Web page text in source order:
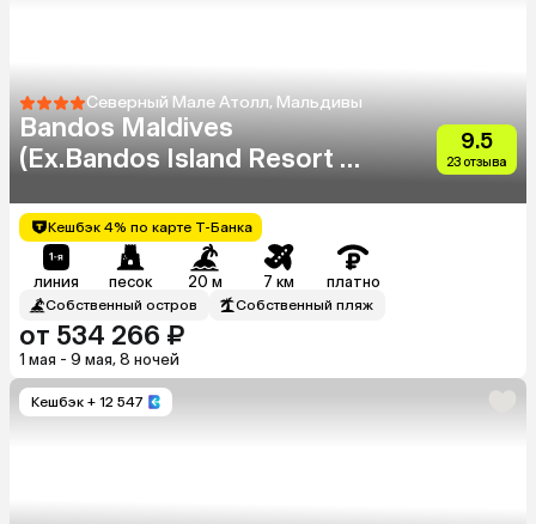
Северный Мале Атолл, Мальдивы
Bandos Maldives
(Ex.Bandos Island Resort &
9.5
23 отзыва
Кешбэк 4% по карте Т-Банка
линия песок 20 м 7 км платно
Собственный остров Собственный пляж
от 534 266 ₽
1 мая - 9 мая, 8 ночей
Кешбэк + 12 547